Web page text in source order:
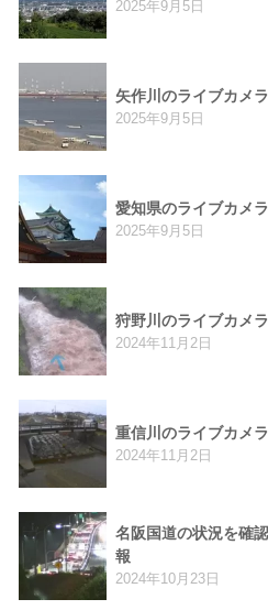
2025年9月5日
矢作川のライブカメラ
2025年9月5日
愛知県のライブカメラ
2025年9月5日
狩野川のライブカメラ
2024年11月2日
重信川のライブカメラ
2024年11月2日
名阪国道の状況を確
報
2024年10月23日